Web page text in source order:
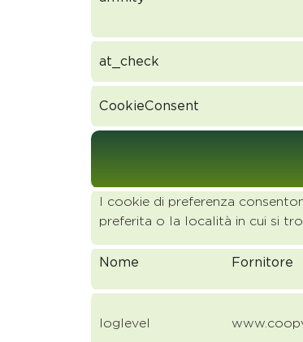
at_check
CookieConsent
I cookie di preferenza
preferita o la località in cui si
Nome Fornitore
loglevel